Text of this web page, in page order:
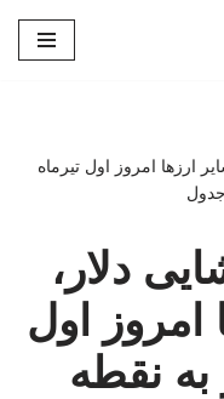
ارزها امروز اول تیرماه
دلار،
امروز اول
دلار به نقطه